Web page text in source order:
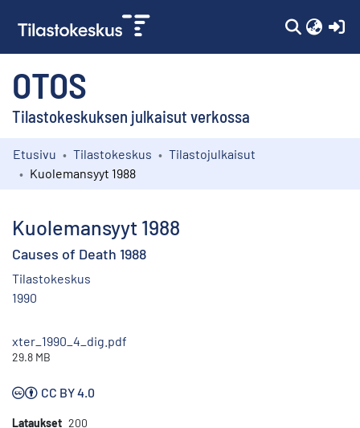
OTOS
Tilastokeskuksen julkaisut verkossa
Kokoelmat
Etusivu Tilastokeskus
Tilastojulkaisut
Kuolemansyyt 1988
Kuolemansyyt 1988
Causes of Death 1988
Tilastokeskus
1990
xter_1990_4_dig.pdf
29.8 MB
CC BY 4.0
Lataukset 200